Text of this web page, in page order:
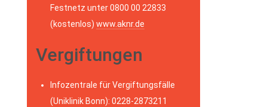
Festnetz unter 0800 00 22833
(kostenlos) www.aknr.de
Vergiftungen
Infozentrale für Vergiftungsfälle
(Uniklinik Bonn): 0228-2873211